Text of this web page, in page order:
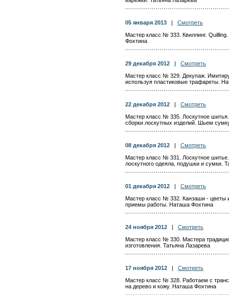
05 января 2013
Смотреть
Мастер класс № 333. Квиллинг.
Фохтина
29 декабря 2012
Смотреть
Мастер класс № 329. Декупаж.
используя пластиковые трафареты.
22 декабря 2012
Смотреть
Мастер класс № 335. Лоскутное
сборки лоскутных изделий. Шьем
08 декабря 2012
Смотреть
Мастер класс № 331. Лоскутное
лоскутного одеяла, подушки и сумки.
01 декабря 2012
Смотреть
Мастер класс № 332. Канзаши - цветы
приемы работы. Наташа Фохтина
24 ноября 2012
Смотреть
Мастер класс № 330. Мастера
изготовления. Татьяна Лазарева
17 ноября 2012
Смотреть
Мастер класс № 328. Работаем с
на дерево и кожу. Наташа Фохтина